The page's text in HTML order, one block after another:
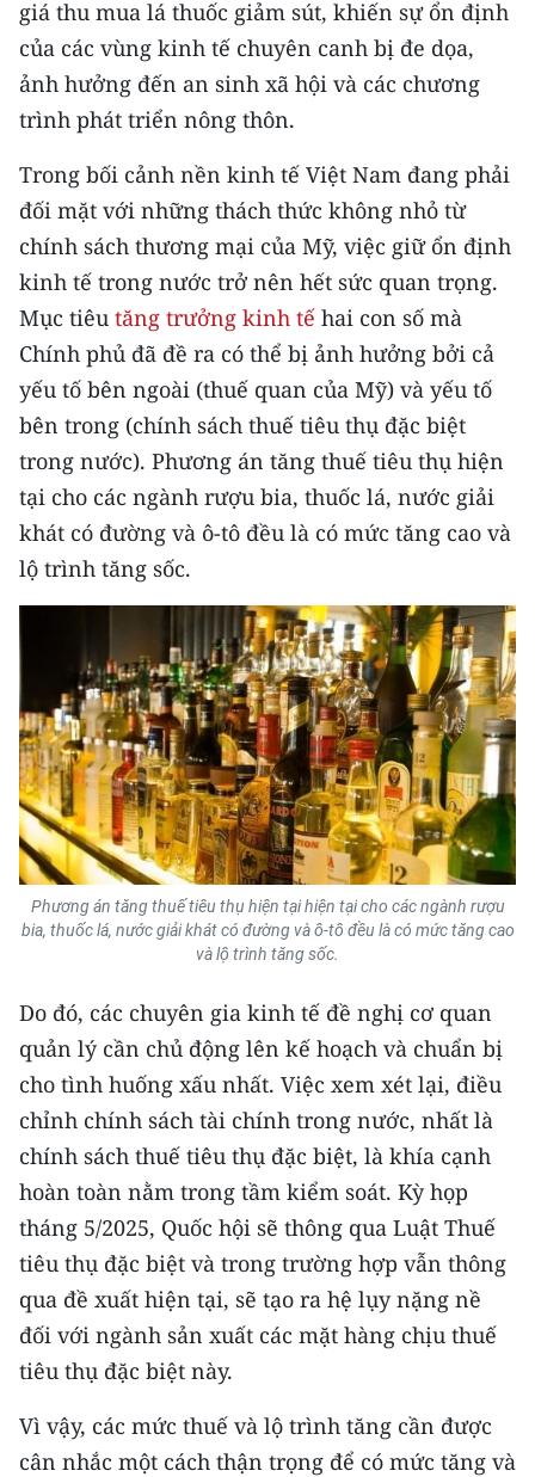
giá thu mua lá thuốc giảm sút, khiến sự ổn định
của các vùng kinh tế chuyên canh bị đe dọa,
ảnh hưởng đến an sinh xã hội và các chương
trình phát triển nông thôn.
Trong bối cảnh nền kinh tế Việt Nam đang phải
đối mặt với những thách thức không nhỏ từ
chính sách thương mại của Mỹ, việc giữ ổn định
kinh tế trong nước trở nên hết sức quan trọng.
Mục tiêu tăng trưởng kinh tế hai con số mà
Chính phủ đã đề ra có thể bị ảnh hưởng bởi cả
yếu tố bên ngoài (thuế quan của Mỹ) và yếu tố
bên trong (chính sách thuế tiêu thụ đặc biệt
trong nước). Phương án tăng thuế tiêu thụ hiện
tại cho các ngành rượu bia, thuốc lá, nước giải
khát có đường và ô-tô đều là có mức tăng cao và
lộ trình tăng sốc.
Phương án tăng thuế tiêu thụ hiện tại hiện tại cho các ngành rượu
bia, thuốc lá, nước giải khát có đường và ô-tô đều là có mức tăng cao
và lộ trình tăng sốc.
Do đó, các chuyên gia kinh tế đề nghị cơ quan
quản lý cần chủ động lên kế hoạch và chuẩn bị
cho tình huống xấu nhất. Việc xem xét lại, điều
chỉnh chính sách tài chính trong nước, nhất là
chính sách thuế tiêu thụ đặc biệt, là khía cạnh
hoàn toàn nằm trong tầm kiểm soát. Kỳ họp
tháng 5/2025, Quốc hội sẽ thông qua Luật Thuế
tiêu thụ đặc biệt và trong trường hợp vẫn thông
qua đề xuất hiện tại, sẽ tạo ra hệ lụy nặng nề
đối với ngành sản xuất các mặt hàng chịu thuế
tiêu thụ đặc biệt này.
Vì vậy, các mức thuế và lộ trình tăng cần được
cân nhắc một cách thận trọng để có mức tăng và